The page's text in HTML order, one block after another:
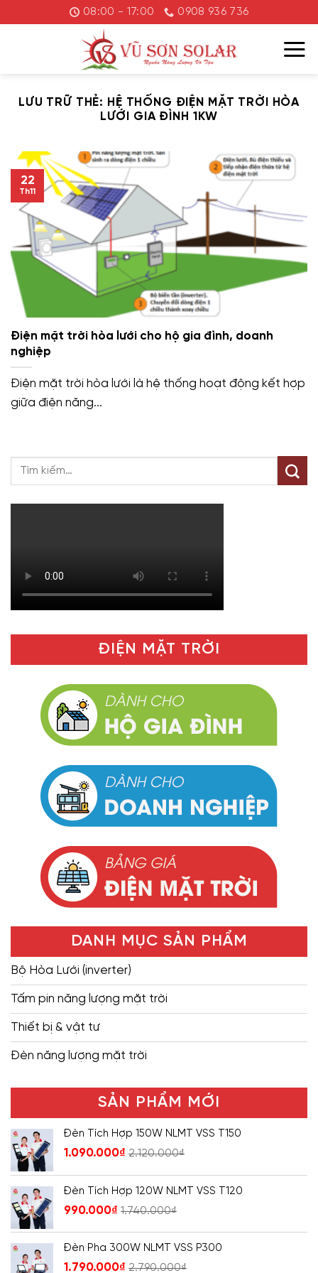
đến
08:00 - 17:00 0908 936 736
LƯU TRỮ THẺ: HỆ THỐNG ĐIỆN MẶT TRỜI HÒA
LƯỚI GIA ĐÌNH 1KW
Điện mặt trời hòa lưới cho hộ gia đình, doanh
nghiệp
Điện mặt trời hòa lưới là hệ thống hoạt động kết hợp
giữa điện năng...
22
Th11
ĐIỆN MẶT TRỜI
DANH MỤC SẢN PHẨM
Bộ Hòa Lưới (inverter)
Tấm pin năng lượng mặt trời
Thiết bị & vật tư
Đèn năng lượng mặt trời
SẢN PHẨM MỚI
Đèn Tích Hợp 150W NLMT VSS T150
1.090.000₫ 2.120.000₫
Đèn Tích Hợp 120W NLMT VSS T120
990.000₫ 1.740.000₫
Đèn Pha 300W NLMT VSS P300
1.790.000₫ 2.790.000₫